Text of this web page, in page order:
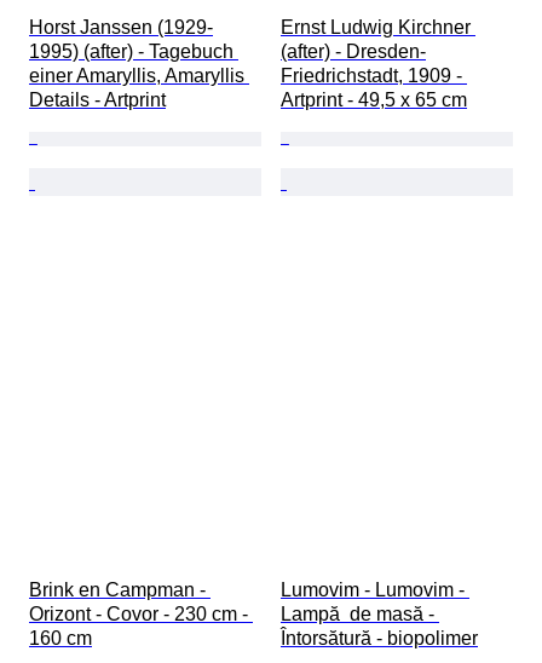
Horst Janssen (1929-
1995) (after) - Tagebuch
einer Amaryllis, Amaryllis
Details - Artprint
Ernst Ludwig Kirchner
(after) - Dresden-
Friedrichstadt, 1909 -
Artprint - 49,5 x 65 cm
Brink en Campman -
Orizont - Covor - 230 cm -
160 cm
Lumovim - Lumovim -
Lampă  de masă -
Întorsătură - biopolimer